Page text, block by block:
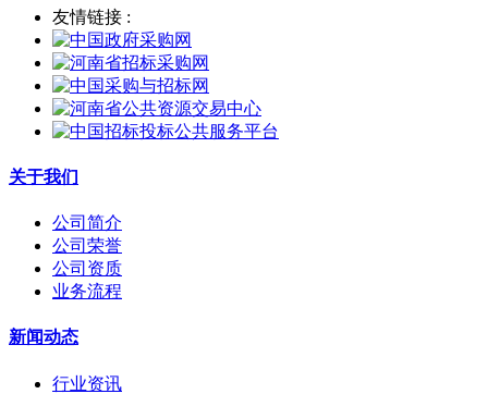
友情链接 :
关于我们
公司简介
公司荣誉
公司资质
业务流程
新闻动态
行业资讯